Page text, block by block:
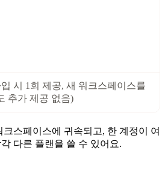
시 1회 제공, 새 워크스페이스를
추가 제공 없음)
스페이스에 귀속되고, 한 계정이 여
다른 플랜을 쓸 수 있어요.